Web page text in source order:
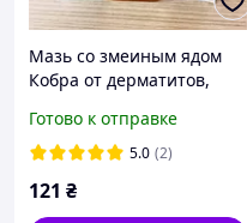
Мазь со змеиным ядом
Кобра от дерматитов,
гГотово к отправке
5.0 (2)
121 ₴